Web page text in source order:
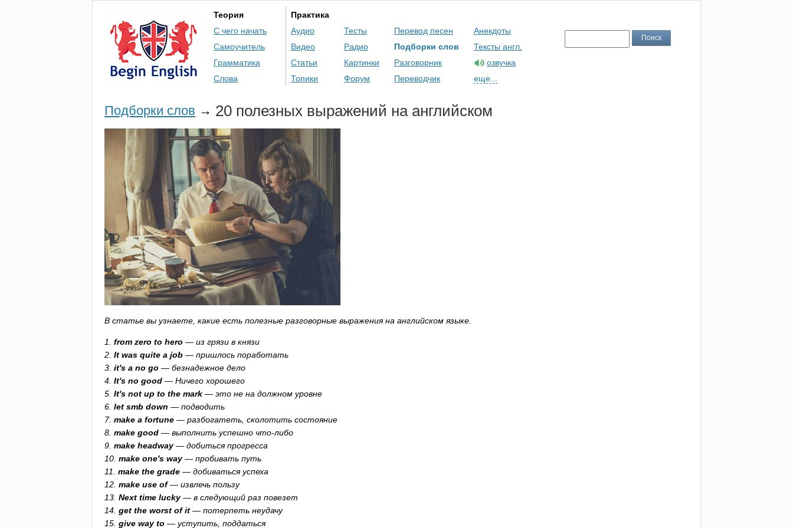
Теория
С чего начать
Самоучитель
Грамматика
Слова
Практика
Аудио
Видео
Статьи
Топики
Тесты
Радио
Картинки
Форум
Перевод песен
Подборки слов
Разговорник
Переводчик
Анекдоты
Тексты англ.
озвучка
еще...
Подборки слов → 20 полезных выражений на английском
В статье вы узнаете, какие есть полезные разговорные выражения на английском языке.
1. from zero to hero — из грязи в князи
2. It was quite a job — пришлось поработать
3. it's a no go — безнадежное дело
4. It's no good — Ничего хорошего
5. It's not up to the mark — это не на должном уровне
6. let smb down — подводить
7. make a fortune — разбогатеть, сколотить состояние
8. make good — выполнить успешно что-либо
9. make headway — добиться прогресса
10. make one's way — пробивать путь
11. make the grade — добиваться успеха
12. make use of — извлечь пользу
13. Next time lucky— в следующий раз повезет
14. get the worst of it — потерпеть неудачу
15. give way to — уступить, поддаться